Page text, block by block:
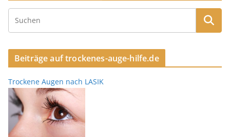
Beiträge auf trockenes-auge-hilfe.de
Trockene Augen nach LASIK